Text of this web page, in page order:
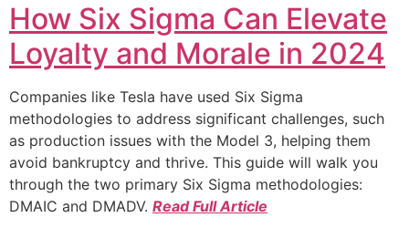
How Six Sigma Can Elevate
Loyalty and Morale in 2024
Companies like Tesla have used Six Sigma
methodologies to address significant challenges, such
as production issues with the Model 3, helping them
avoid bankruptcy and thrive. This guide will walk you
through the two primary Six Sigma methodologies:
DMAIC and DMADV. Read Full Article